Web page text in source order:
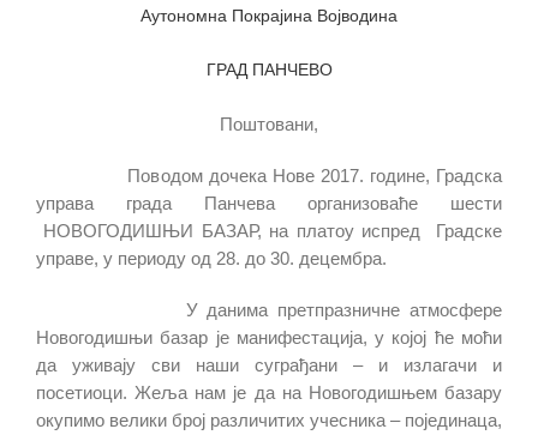
Аутономна Покрајина Војводина
ГРАД ПАНЧЕВО
Поштовани,
Поводом дочека Нове 2017. године, Градска
управа града Панчева организоваће шести
НОВОГОДИШЊИ БАЗАР, на платоу испред Градске
управе, у периоду од 28. до 30. децембра.
У данима претпразничне атмосфере
Новогодишњи базар је манифестација, у којој ће моћи
да уживају сви наши суграђани – и излагачи и
посетиоци. Жеља нам је да на Новогодишњем базару
окупимо велики број различитих учесника – појединаца,